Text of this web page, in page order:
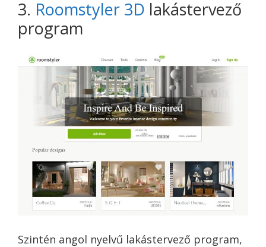
3. Roomstyler 3D lakástervező
program
Szintén angol nyelvű lakástervező program,